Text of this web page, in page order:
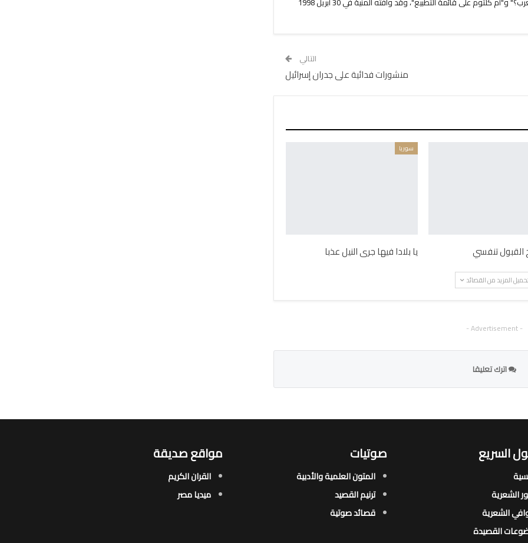
التالي
منشورات فدائية على جدران إسرائيل
القبول تنفسي
سوريا
يا بلادا فيها جرى النيل عذبا
المزيد من القصائد
- Advertisement -
اترك تعليقا
السريع
الشعرية​
الشعرية​
القصيدة​
صوتيات
المتون العلمية والأدبية
ترنيم القصيد
قصائد صوتية
مواقع صديقة
القران الكريم
ميديا مصر